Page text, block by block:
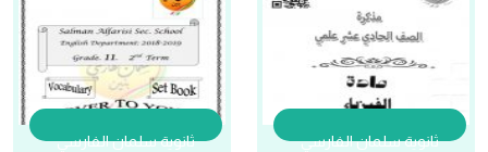
ثانوية سلمان الفارسي ثانوية سلمان الفارسي